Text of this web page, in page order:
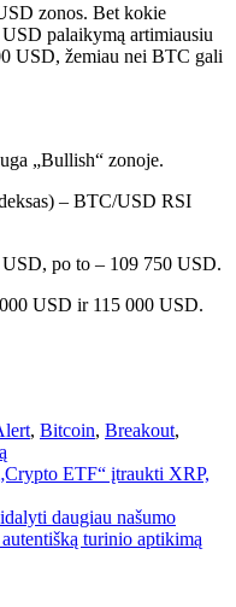
zonos. Bet kokie
palaikymą artimiausiu
USD, žemiau nei BTC gali
„Bullish“ zonoje.
– BTC/USD RSI
po to – 109 750 USD.
USD ir 115 000 USD.
, Bitcoin, Breakout,
ETF“ įtraukti XRP,
daugiau našumo
turinio aptikimą